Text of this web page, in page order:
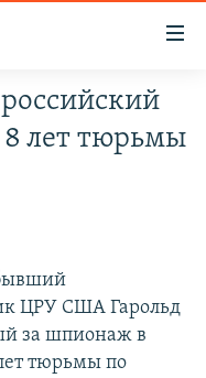
лет тюрьмы
ЦРУ США Гарольд
за шпионаж в
тюрьмы по